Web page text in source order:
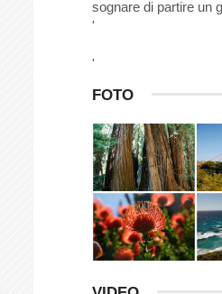
sognare di partire un
'
'
FOTO